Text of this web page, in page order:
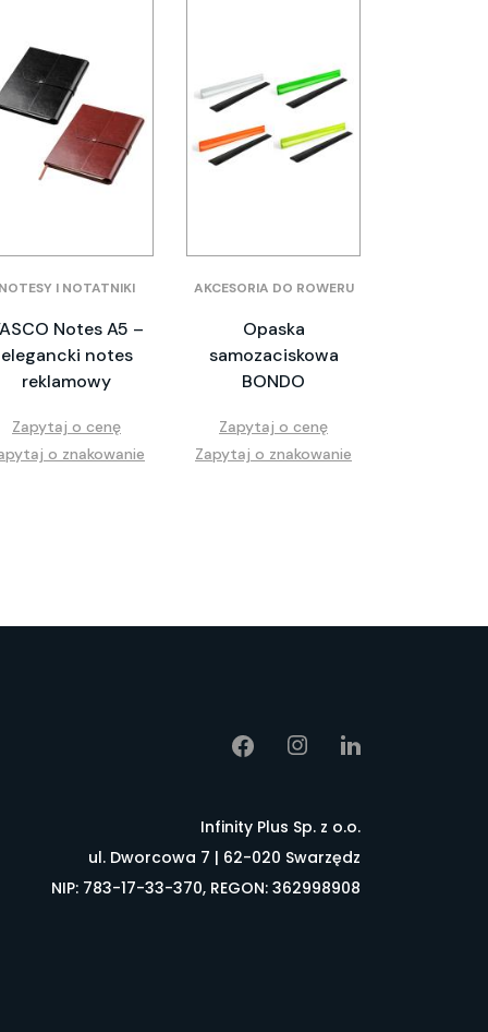
NOTESY I NOTATNIKI
Notes A5 –
elegancki notes
reklamowy
Zapytaj o cenę
o znakowanie
AKCESORIA DO ROWERU
Opaska
samozaciskowa
BONDO
Zapytaj o cenę
Zapytaj o znakowanie
Infinity Plus Sp. z o.o.
ul. Dworcowa 7 | 62-020 Swarzędz
NIP: 783-17-33-370, REGON: 362998908